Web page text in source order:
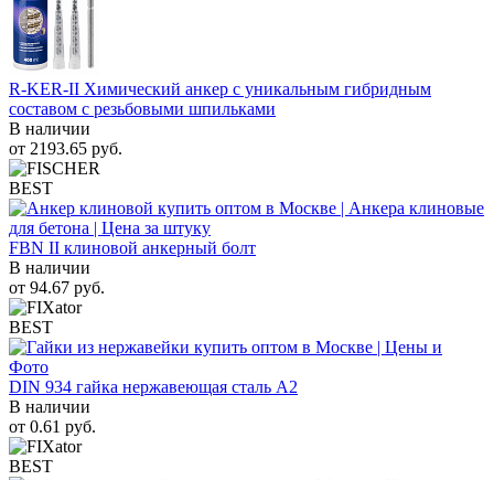
R-KER-II Химический анкер с уникальным гибридным
составом с резьбовыми шпильками
В наличии
от 2193.65 руб.
BEST
FBN II клиновой анкерный болт
В наличии
от 94.67 руб.
BEST
DIN 934 гайка нержавеющая сталь A2
В наличии
от 0.61 руб.
BEST